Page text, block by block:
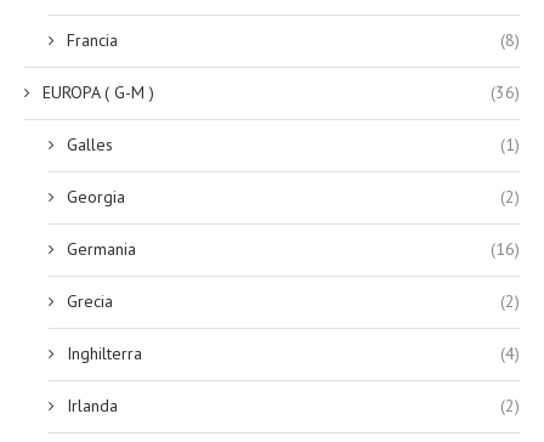
Francia (8)
EUROPA ( G-M ) (36)
Galles (1)
Georgia (2)
Germania (16)
Grecia (2)
Inghilterra (4)
Irlanda (2)